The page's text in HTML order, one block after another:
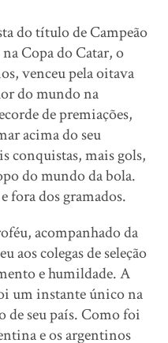
do título de Campeão
Copa do Catar, o
venceu pela oitava
do mundo na
de premiações,
acima do seu
conquistas, mais gols,
do mundo da bola.
fora dos gramados.
acompanhado da
aos colegas de seleção
e humildade. A
um instante único na
de seu país. Como foi
e os argentinos